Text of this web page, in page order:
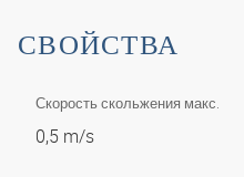
СВОЙСТВА
Скорость скольжения макс.
0,5 m/s